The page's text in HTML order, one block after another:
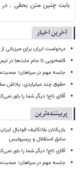
بابت چنین متن بحقی . در
آخرین اخبار
درخواست ایران برای میزبانی
قلعه‌نویی تا جام ملت‌ها در
جلسه مهم در سپاهان؛
حقوق چند میلیاردی، پاداش
آقای تاج! دیگر شما را باور
پربیننده‌ترین
بازیکنان بلاتکلیف فوتبال
سابق استقلال و پرسپولیس
آقای تاج! دیگر شما را باور
جلسه مهم در سپاهان؛